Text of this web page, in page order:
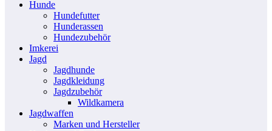
Hunde
Hundefutter
Hunderassen
Hundezubehör
Imkerei
Jagd
Jagdhunde
Jagdkleidung
Jagdzubehör
Wildkamera
Jagdwaffen
Marken und Hersteller